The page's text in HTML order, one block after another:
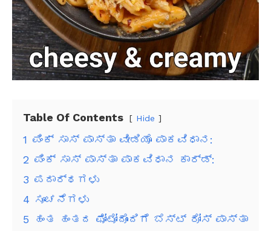
Table Of Contents Hide
1 ಪಿಂಕ್ ಸಾಸ್ ಪಾಸ್ತಾ ವೀಡಿಯೊ ಪಾಕವಿಧಾನ:
2 ಪಿಂಕ್ ಸಾಸ್ ಪಾಸ್ತಾ ಪಾಕವಿಧಾನ ಕಾರ್ಡ್:
3 ಪದಾರ್ಥಗಳು
4 ಸೂಚನೆಗಳು
5
ಹಂತ ಹಂತದ ಫೋಟೋದೊಂದಿಗೆ ಬೆಸ್ಟ್ ರೋಸ್ ಪಾಸ್ತಾ